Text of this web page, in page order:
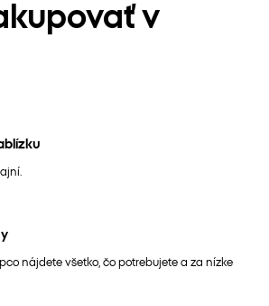
v
nájdete všetko, čo potrebujete a za nízke